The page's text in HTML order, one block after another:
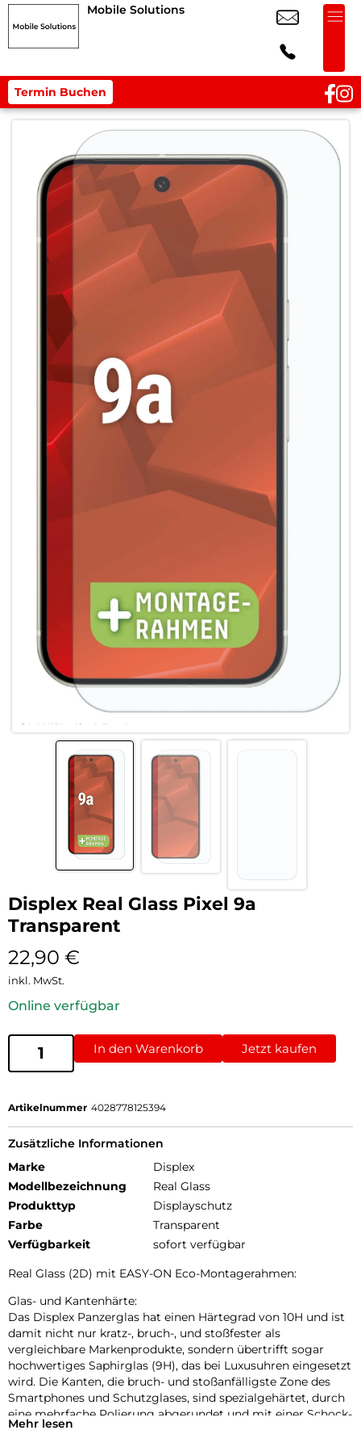
Mobile Solutions
Termin Buchen
Displex Real Glass Pixel 9a
Transparent
22,90 €
inkl. MwSt.
Online verfügbar
In den Warenkorb Jetzt kaufen
Artikelnummer 4028778125394
Zusätzliche Informationen
Marke
Displex
Modellbezeichnung
Real Glass
Produkttyp
Displayschutz
Farbe
Transparent
Verfügbarkeit
sofort verfügbar
Real Glass (2D) mit EASY-ON Eco-Montagerahmen:
Glas- und Kantenhärte:
Das Displex Panzerglas hat einen Härtegrad von 10H und ist
damit nicht nur kratz-, bruch-, und stoßfester als
vergleichbare Markenprodukte, sondern übertrifft sogar
hochwertiges Saphirglas (9H), das bei Luxusuhren eingesetzt
wird. Die Kanten, die bruch- und stoßanfälligste Zone des
Smartphones und Schutzglases, sind spezialgehärtet, durch
eine mehrfache Polierung abgerundet und mit einer Schock-
absorbierenden Kante (bei Full Cover Schutzgläsern)
Mehr lesen